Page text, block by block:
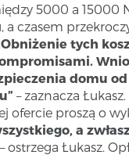
5000 a 15000
a czasem
tych
domu
– zaznacza
ofercie proszą o
a
ostrzega Łukasz.